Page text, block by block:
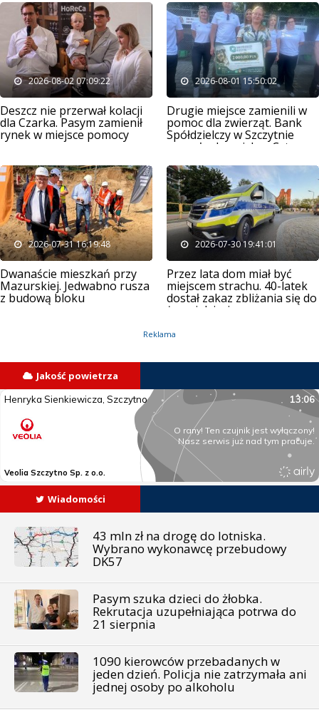
2026-08-02 07:09:22
Deszcz nie przerwał kolacji
dla Czarka. Pasym zamienił
rynek w miejsce pomocy
2026-08-01 15:50:02
Drugie miejsce zamienili w
pomoc dla zwierząt. Bank
Spółdzielczy w Szczytnie
wsparł schronisko „Cztery
2026-07-31 16:19:48
Dwanaście mieszkań przy
Mazurskiej. Jedwabno rusza
z budową bloku
czynszowego
2026-07-30 19:41:01
Przez lata dom miał być
miejscem strachu. 40-latek
dostał zakaz zbliżania się do
żony i dzieci
Reklama
Jakość powietrza
Wiadomości
43 mln zł na drogę do lotniska.
Wybrano wykonawcę przebudowy
DK57
Pasym szuka dzieci do żłobka.
Rekrutacja uzupełniająca potrwa do
21 sierpnia
1090 kierowców przebadanych w
jeden dzień. Policja nie zatrzymała ani
jednej osoby po alkoholu